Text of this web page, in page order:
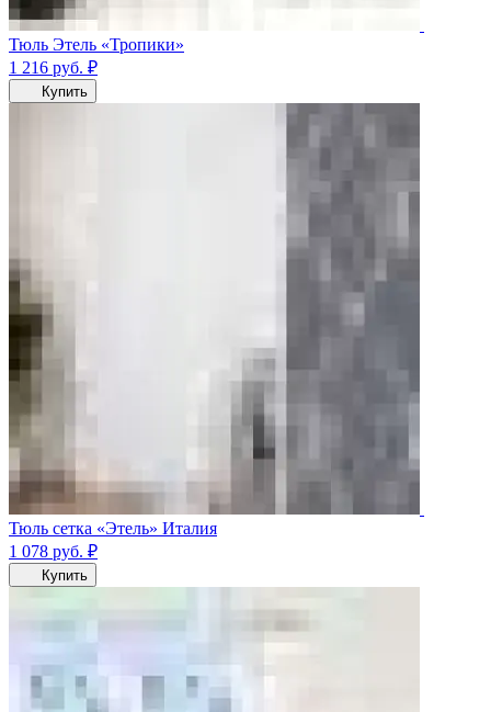
Тюль Этель «Тропики»
1 216 руб. ₽
Купить
Тюль сетка «Этель» Италия
1 078 руб. ₽
Купить